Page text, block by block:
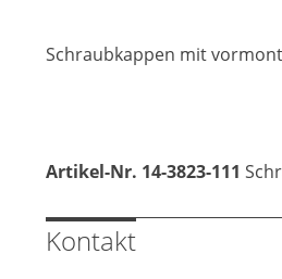
Schraubkappen mit
Artikel-Nr. 14-3823-111
Kontakt